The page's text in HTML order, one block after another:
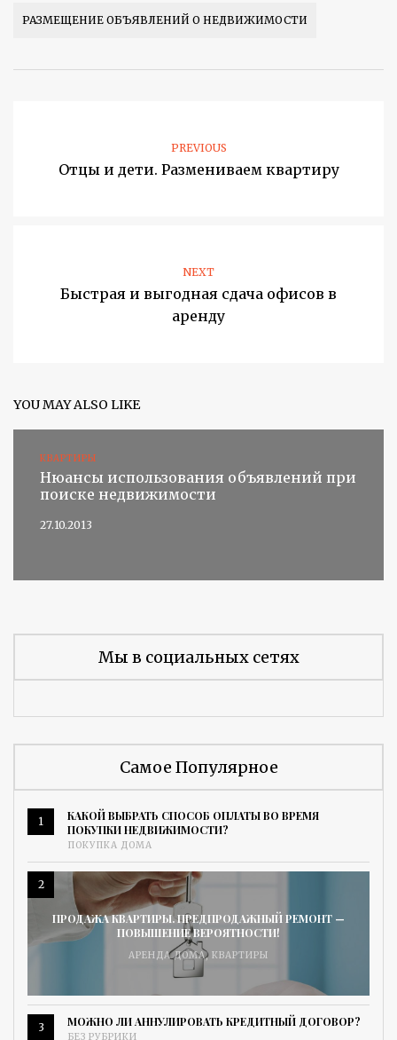
РАЗМЕЩЕНИЕ ОБЪЯВЛЕНИЙ О НЕДВИЖИМОСТИ
PREVIOUS
Отцы и дети. Размениваем квартиру
NEXT
Быстрая и выгодная сдача офисов в
аренду
YOU MAY ALSO LIKE
КВАРТИРЫ
Нюансы использования объявлений при
поиске недвижимости
27.10.2013
Мы в социальных сетях
Самое Популярное
1
КАКОЙ ВЫБРАТЬ СПОСОБ ОПЛАТЫ ВО ВРЕМЯ
ПОКУПКИ НЕДВИЖИМОСТИ?
ПОКУПКА ДОМА
2
ПРОДАЖА КВАРТИРЫ. ПРЕДПРОДАЖНЫЙ РЕМОНТ —
ПОВЫШЕНИЕ ВЕРОЯТНОСТИ!
АРЕНДА ДОМА, КВАРТИРЫ
3 МОЖНО ЛИ АННУЛИРОВАТЬ КРЕДИТНЫЙ ДОГОВОР?
БЕЗ РУБРИКИ